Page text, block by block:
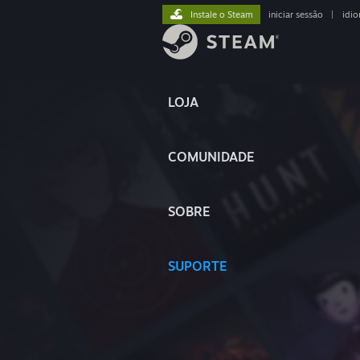
LOJA
COMUNIDADE
SOBRE
SUPORTE
Instale o Steam iniciar sessão